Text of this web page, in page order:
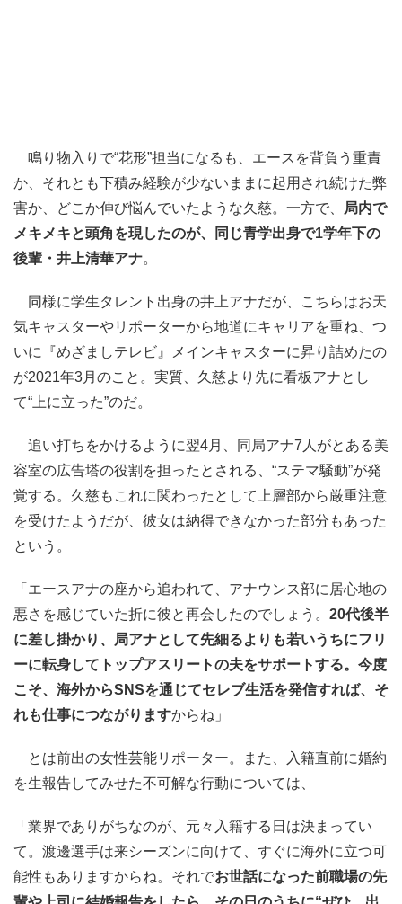
鳴り物入りで“花形”担当になるも、エースを背負う重責
か、それとも下積み経験が少ないままに起用され続けた弊
害か、どこか伸び悩んでいたような久慈。一方で、
局内で
メキメキと頭角を現したのが、同じ青学出身で1学年下の
後輩・井上清華アナ。
同様に学生タレント出身の井上アナだが、こちらはお天
気キャスターやリポーターから地道にキャリアを重ね、つ
いに『めざましテレビ』メインキャスターに昇り詰めたの
が2021年3月のこと。実質、久慈より先に看板アナとし
て“上に立った”のだ。
追い打ちをかけるように翌4月、同局アナ7人がとある美
容室の広告塔の役割を担ったとされる、“ステマ騒動”が発
覚する。久慈もこれに関わったとして上層部から厳重注意
を受けたようだが、彼女は納得できなかった部分もあった
という。
「エースアナの座から追われて、アナウンス部に居心地の
悪さを感じていた折に彼と再会したのでしょう。 20代後半
に差し掛かり、局アナとして先細るよりも若いうちにフリ
ーに転身してトップアスリートの夫をサポートする。今度
こそ、海外からSNSを通じてセレブ生活を発信すれば、そ
れも仕事につながりますからね」
とは前出の女性芸能リポーター。また、入籍直前に婚約
を生報告してみせた不可解な行動については、
「業界でありがちなのが、元々入籍する日は決まってい
て。渡邊選手は来シーズンに向けて、すぐに海外に立つ可
能性もありますからね。それでお世話になった前職場の先